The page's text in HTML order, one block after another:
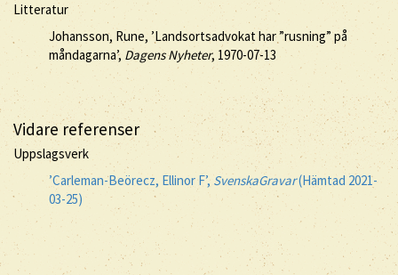
Litteratur
Johansson, Rune, ’Landsortsadvokat har ”rusning” på
måndagarna’, Dagens Nyheter, 1970-07-13
Vidare referenser
Uppslagsverk
’Carleman-Beörecz, Ellinor F’, SvenskaGravar(Hämtad 2021-
03-25)